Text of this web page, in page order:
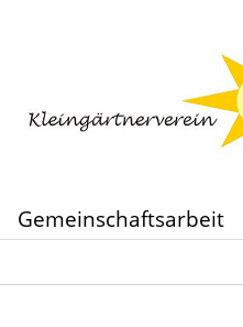
Gemeinschaftsarbeit